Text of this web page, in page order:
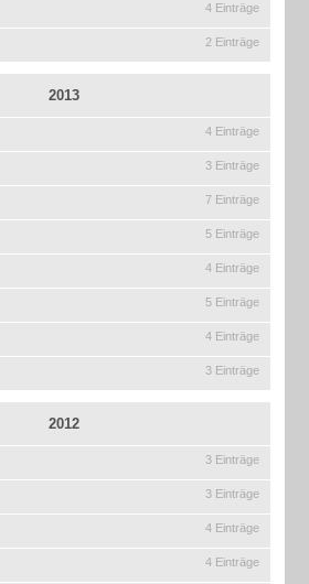
4 Einträge
2 Einträge
2013
4 Einträge
3 Einträge
7 Einträge
5 Einträge
4 Einträge
5 Einträge
4 Einträge
3 Einträge
2012
3 Einträge
3 Einträge
4 Einträge
4 Einträge